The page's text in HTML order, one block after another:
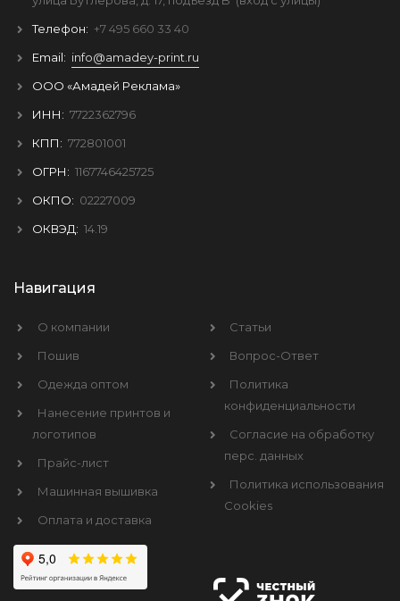
Телефон: +7 495 660 33 40
Email: info@amadey-print.ru
ООО «Амадей Реклама»
ИНН: 7722362796
КПП: 772801001
ОГРН: 1167746425725
ОКПО: 02227009
ОКВЭД: 14.19
Навигация
О компании
Пошив
Одежда оптом
Нанесение принтов и
логотипов
Прайс-лист
Машинная вышивка
Оплата и доставка
Статьи
Вопрос-Ответ
Политика
конфиденциальности
Согласие на обработку
перс. данных
Политика использования
Cookies